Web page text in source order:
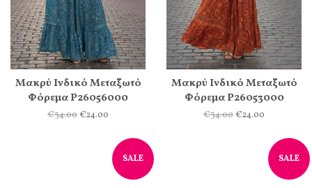
Μακρύ Ινδικό Μεταξωτό
Φόρεμα Ρ26056000
€34.00€24.00
Μακρύ Ινδικό Μεταξωτό
Φόρεμα Ρ26053000
€34.00€24.00
SALE SALE